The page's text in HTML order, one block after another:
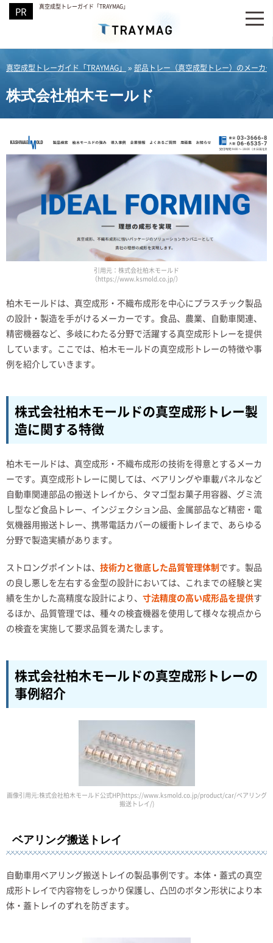
真空成型トレーガイド「TRAYMAG」
真空成型トレーガイド「TRAYMAG」 » 部品トレー（真空成型トレー）のメーカ
株式会社柏木モールド
引用元：株式会社柏木モールド
（https://www.ksmold.co.jp/）
柏木モールドは、真空成形・不織布成形を中心にプラスチック製品
の設計・製造を手がけるメーカーです。食品、農業、自動車関連、
精密機器など、多岐にわたる分野で活躍する真空成形トレーを提供
しています。ここでは、柏木モールドの真空成形トレーの特徴や事
例を紹介していきます。
株式会社柏木モールドの真空成形トレー製
造に関する特徴
柏木モールドは、真空成形・不織布成形の技術を得意とするメーカ
ーです。真空成形トレーに関しては、ベアリングや車載パネルなど
自動車関連部品の搬送トレイから、タマゴ型お菓子用容器、グミ流
し型など食品トレー、インジェクション品、金属部品など精密・電
気機器用搬送トレー、携帯電話カバーの緩衝トレイまで、あらゆる
分野で製造実績があります。
ストロングポイントは、 技術力と徹底した品質管理体制です。製品
の良し悪しを左右する金型の設計においては、これまでの経験と実
績を生かした高精度な設計により、 寸法精度の高い成形品を提供す
るほか、品質管理では、種々の検査機器を使用して様々な視点から
の検査を実施して要求品質を満たします。
株式会社柏木モールドの真空成形トレーの
事例紹介
画像引用元:株式会社柏木モールド公式HP(https://www.ksmold.co.jp/product/car/ベアリング
搬送トレイ/)
ベアリング搬送トレイ
自動車用ベアリング搬送トレイの製品事例です。本体・蓋式の真空
成形トレイで内容物をしっかり保護し、凸凹のボタン形状により本
体・蓋トレイのずれを防ぎます。